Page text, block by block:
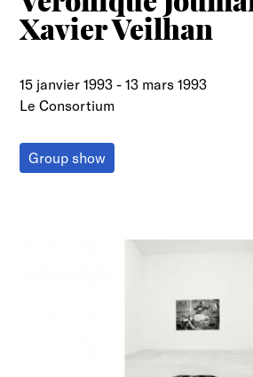
Xavier Veilhan
15 janvier 1993 -13 mars 1993
Le Consortium
Group show